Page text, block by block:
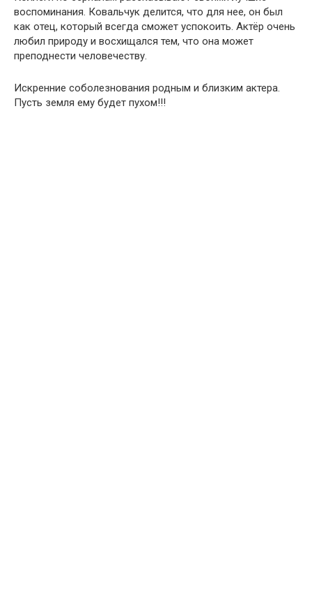
воспоминания. Ковальчук делится, что для нее, он был
как отец, который всегда сможет успокоить. Актёр очень
любил природу и восхищался тем, что она может
преподнести человечеству.
Искренние соболезнования родным и близким актера.
Пусть земля ему будет пухом!!!